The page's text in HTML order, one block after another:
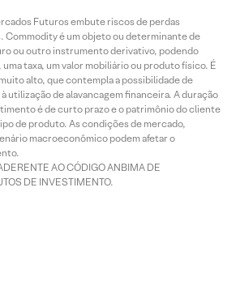
Futuros embute riscos de perdas
Commodity é um objeto ou determinante de
ou outro instrumento derivativo, podendo
taxa, um valor mobiliário ou produto físico. É
alto, que contempla a possibilidade de
utilização de alavancagem financeira. A duração
é de curto prazo e o patrimônio do cliente
de produto. As condições de mercado,
macroeconômico podem afetar o
AO CÓDIGO ANBIMA DE
DE INVESTIMENTO.